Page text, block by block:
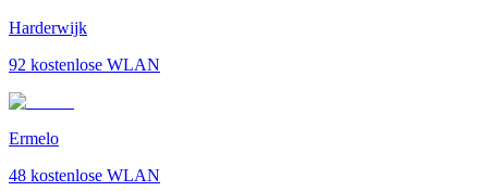
Harderwijk
92 kostenlose WLAN
Ermelo
48 kostenlose WLAN